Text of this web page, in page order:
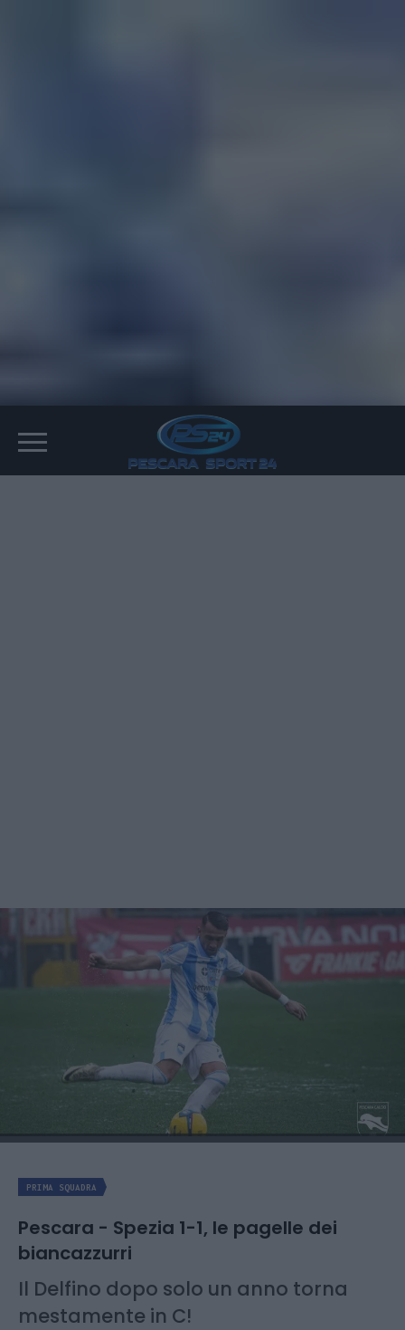
PRIMA SQUADRA
Pescara - Spezia 1-1, le pagelle dei
biancazzurri
Il Delfino dopo solo un anno torna
mestamente in C!